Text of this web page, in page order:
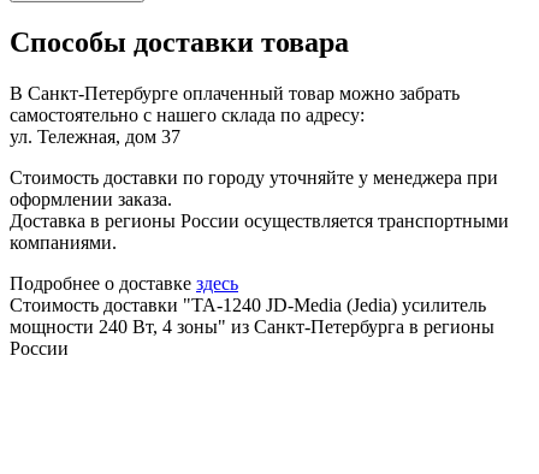
Способы доставки товара
В Санкт-Петербурге оплаченный товар можно забрать
самостоятельно с нашего склада по адресу:
ул. Тележная, дом 37
Стоимость доставки по городу уточняйте у менеджера при
оформлении заказа.
Доставка в регионы России осуществляется транспортными
компаниями.
Подробнее о доставке здесь
Стоимость доставки "TA-1240 JD-Media (Jedia) усилитель
мощности 240 Вт, 4 зоны" из Санкт-Петербурга в регионы
России